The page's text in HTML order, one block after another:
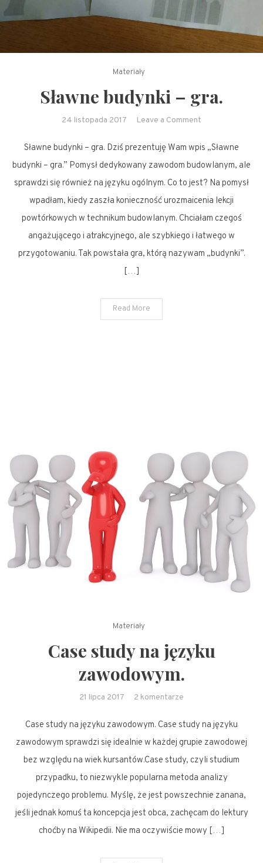
Materiały
Sławne budynki – gra.
24 listopada 2017 Leave a Comment
budynki
–
gra.
Sławne budynki – gra. Dziś prezentuję Wam wpis „Sławne
budynki – gra.” Pomysł dedykowany zawodom budowlanym, ale
sprawdzi się również na języku ogólnym. Co to jest? Na pomysł
wpadłam, kiedy zaszła konieczność urozmaicenia lekcji
powtórkowych w technikum budowlanym. Chciałam czegoś
angażującego i atrakcyjnego, ale szybkiego i łatwego w
przygotowaniu. Tak powstała gra, którą nazywam „budynki”.
[…]
Read More
Materiały
Case study na języku
zawodowym.
21 lipca 2017 2 komentarze
study
na
języku
Case study na języku zawodowym. Case study na języku
zawodowym sprawdzi się idealnie w każdej grupie zawodowej
bez względu na wiek kursantów.Case study, czyli studium
przypadku, to niezwykle popularna metoda analizy
pojedynczego problemu. Myślę, że jest powszechnie zanana,
jeśli jednak komuś ta koncepcja jest obca, zachęcam do lektury
choćby na Wikipedii. Nie ma oczywiście mowy […]